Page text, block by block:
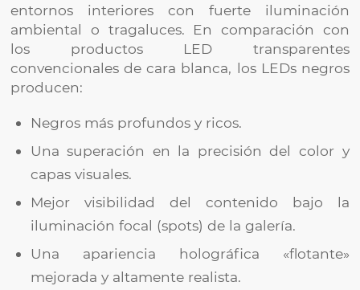
entornos interiores con fuerte iluminación
ambiental o tragaluces. En comparación con
los productos LED transparentes
convencionales de cara blanca, los LEDs negros
producen:
Negros más profundos y ricos.
Una superación en la precisión del color y
capas visuales.
Mejor visibilidad del contenido bajo la
iluminación focal (spots) de la galería.
Una apariencia holográfica «flotante»
mejorada y altamente realista.